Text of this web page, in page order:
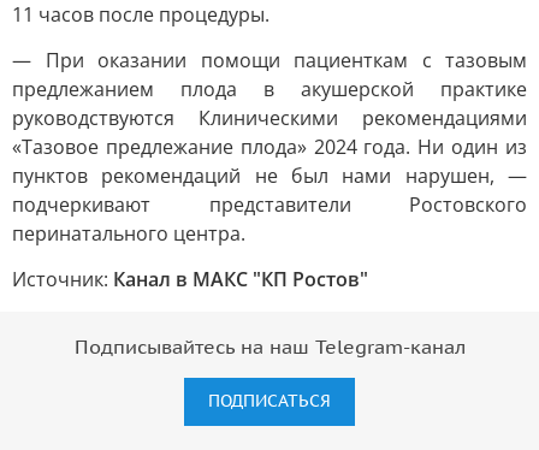
11 часов после процедуры.
— При оказании помощи пациенткам с тазовым
предлежанием плода в акушерской практике
руководствуются Клиническими рекомендациями
«Тазовое предлежание плода» 2024 года. Ни один из
пунктов рекомендаций не был нами нарушен, —
подчеркивают представители Ростовского
перинатального центра.
Источник: Канал в МАКС "КП Ростов"
Подписывайтесь на наш Telegram-канал
ПОДПИСАТЬСЯ